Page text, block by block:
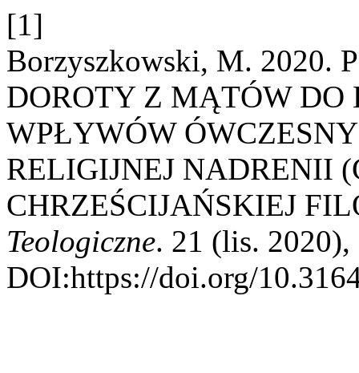
[1]
Borzyszkowski, M. 2020.
DOROTY Z MĄTÓW DO
WPŁYWÓW
RELIGIJNEJ NADRENII
CHRZEŚCIJAŃSKIEJ
Teologiczne. 21 (lis. 2020),
DOI:https://doi.org/